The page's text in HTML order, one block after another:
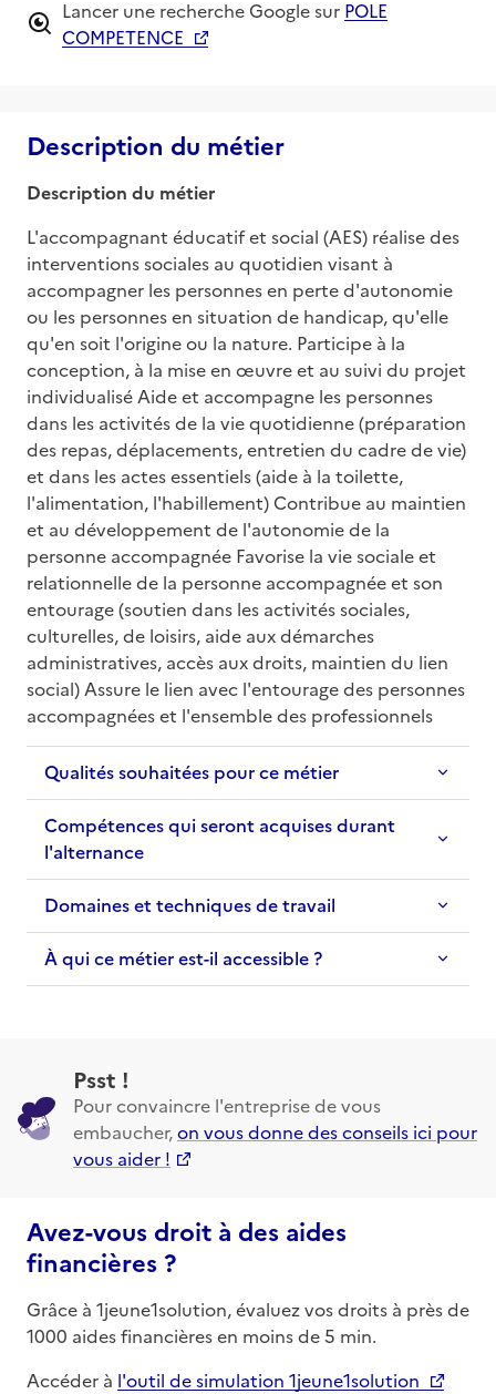
Lancer une recherche Google sur POLE
COMPETENCE
Description du métier
Description du métier
L'accompagnant éducatif et social (AES) réalise des
interventions sociales au quotidien visant à
accompagner les personnes en perte d'autonomie
ou les personnes en situation de handicap, qu'elle
qu'en soit l'origine ou la nature. Participe à la
conception, à la mise en œuvre et au suivi du projet
individualisé Aide et accompagne les personnes
dans les activités de la vie quotidienne (préparation
des repas, déplacements, entretien du cadre de vie)
et dans les actes essentiels (aide à la toilette,
l'alimentation, l'habillement) Contribue au maintien
et au développement de l'autonomie de la
personne accompagnée Favorise la vie sociale et
relationnelle de la personne accompagnée et son
entourage (soutien dans les activités sociales,
culturelles, de loisirs, aide aux démarches
administratives, accès aux droits, maintien du lien
social) Assure le lien avec l'entourage des personnes
accompagnées et l'ensemble des professionnels
Qualités souhaitées pour ce métier
Compétences qui seront acquises durant
l'alternance
Domaines et techniques de travail
À qui ce métier est-il accessible ?
Psst !
Pour convaincre l'entreprise de vous
embaucher,on vous donne des conseils ici pour
vous aider !
Avez-vous droit à des aides
financières ?
Grâce à 1jeune1solution, évaluez vos droits à près de
1000 aides financières en moins de 5 min.
Accéder à l'outil de simulation 1jeune1solution